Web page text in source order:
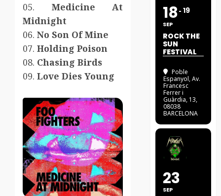
05. Medicine At
Midnight
06. No Son Of Mine
07. Holding Poison
08. Chasing Birds
09. Love Dies Young
18
SEP
19
ROCK THE
SUN
FESTIVAL
Poble
Espanyol, Av.
Francesc
Ferrer i
Guàrdia, 13,
08038
BARCELONA
23
SEP